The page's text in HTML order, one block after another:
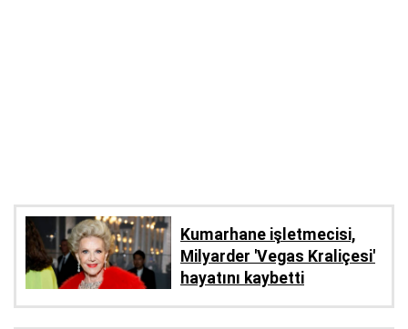
Kumarhane işletmecisi,
Milyarder 'Vegas Kraliçesi'
hayatını kaybetti